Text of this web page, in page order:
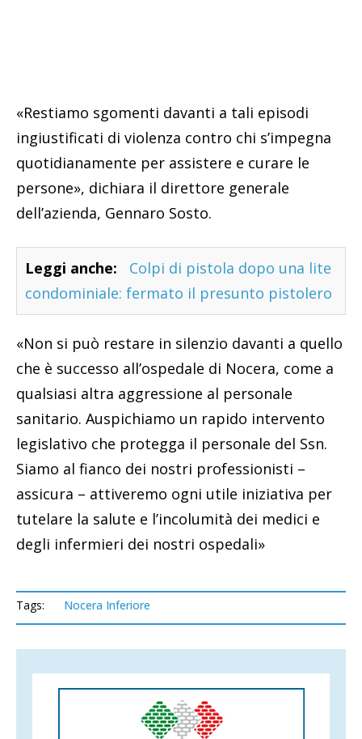
«Restiamo sgomenti davanti a tali episodi
ingiustificati di violenza contro chi s’impegna
quotidianamente per assistere e curare le
persone», dichiara il direttore generale
dell’azienda, Gennaro Sosto.
Leggi anche:
Colpi di pistola dopo una lite
condominiale: fermato il presunto pistolero
«Non si può restare in silenzio davanti a quello
che è successo all’ospedale di Nocera, come a
qualsiasi altra aggressione al personale
sanitario. Auspichiamo un rapido intervento
legislativo che protegga il personale del Ssn.
Siamo al fianco dei nostri professionisti –
assicura – attiveremo ogni utile iniziativa per
tutelare la salute e l’incolumità dei medici e
degli infermieri dei nostri ospedali»
Tags: Nocera Inferiore